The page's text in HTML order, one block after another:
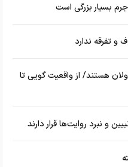
جرم بسیار بزرگی است
و تفرقه ندارد
هستند/ از واقعیت گویی تا
و نبرد روایت‌ها قرار دارند